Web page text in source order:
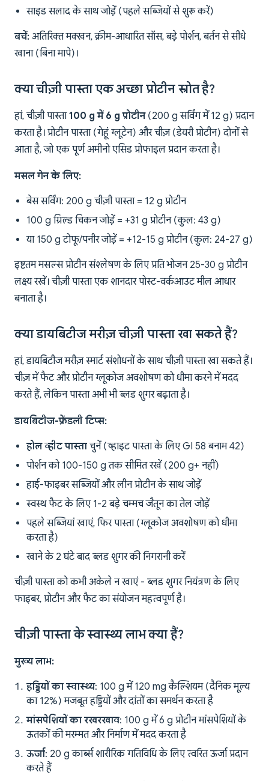
साइड सलाद के साथ जोड़ें (पहले सब्जियों से शुरू करें)
बचें: अतिरिक्त मक्खन, क्रीम-आधारित सॉस, बड़े पोर्शन, बर्तन से सीधे
खाना (बिना मापे)।
क्या चीज़ी पास्ता एक अच्छा प्रोटीन स्रोत है?
हां, चीज़ी पास्ता100 g में 6 g प्रोटीन(200 g सर्विंग में 12 g) प्रदान
करता है। प्रोटीन पास्ता (गेहूं ग्लूटेन) और चीज़ (डेयरी प्रोटीन) दोनों से
आता है, जो एक पूर्ण अमीनो एसिड प्रोफाइल प्रदान करता है।
मसल गेन के लिए:
बेस सर्विंग: 200 g चीज़ी पास्ता = 12 g प्रोटीन
100 g ग्रिल्ड चिकन जोड़ें = +31 g प्रोटीन (कुल: 43 g)
या 150 g टोफू/पनीर जोड़ें = +12-15 g प्रोटीन (कुल: 24-27 g)
इष्टतम मसल्स प्रोटीन संश्लेषण के लिए प्रति भोजन 25-30 g प्रोटीन
लक्ष्य रखें। चीज़ी पास्ता एक शानदार पोस्ट-वर्कआउट मील आधार
बनाता है।
क्या डायबिटीज मरीज़ चीज़ी पास्ता खा सकते हैं?
हां, डायबिटीज मरीज़ स्मार्ट संशोधनों के साथ चीज़ी पास्ता खा सकते हैं।
चीज़ में फैट और प्रोटीन ग्लूकोज अवशोषण को धीमा करने में मदद
करते हैं, लेकिन पास्ता अभी भी ब्लड शुगर बढ़ाता है।
डायबिटीज-फ्रेंडली टिप्स:
होल व्हीट पास्ता चुनें (व्हाइट पास्ता के लिए GI 58 बनाम 42)
पोर्शन को 100-150 g तक सीमित रखें (200 g+ नहीं)
हाई-फाइबर सब्जियों और लीन प्रोटीन के साथ जोड़ें
स्वस्थ फैट के लिए 1-2 बड़े चम्मच जैतून का तेल जोड़ें
पहले सब्जियां खाएं, फिर पास्ता (ग्लूकोज अवशोषण को धीमा
करता है)
खाने के 2 घंटे बाद ब्लड शुगर की निगरानी करें
चीज़ी पास्ता को कभी अकेले न खाएं - ब्लड शुगर नियंत्रण के लिए
फाइबर, प्रोटीन और फैट का संयोजन महत्वपूर्ण है।
चीज़ी पास्ता के स्वास्थ्य लाभ क्या हैं?
मुख्य लाभ:
हड्डियों का स्वास्थ्य: 100 g में 120 mg कैल्शियम (दैनिक मूल्य
का 12%) मजबूत हड्डियों और दांतों का समर्थन करता है
मांसपेशियों का रखरखाव: 100 g में 6 g प्रोटीन मांसपेशियों के
ऊतकों की मरम्मत और निर्माण में मदद करता है
ऊर्जा: 20 g कार्ब्स शारीरिक गतिविधि के लिए त्वरित ऊर्जा प्रदान
करते हैं